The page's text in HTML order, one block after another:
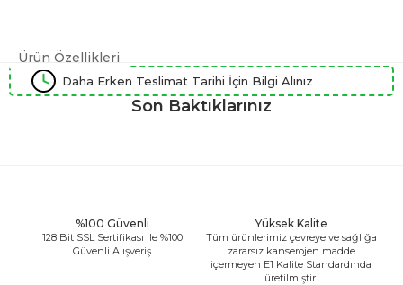
Ürün Özellikleri
Daha Erken Teslimat Tarihi İçin Bilgi Alınız
Son Baktıklarınız
%100 Güvenli
128 Bit SSL Sertifikası ile %100
Güvenli Alışveriş
Yüksek Kalite
Tüm ürünlerimiz çevreye ve sağlığa
zararsız kanserojen madde
içermeyen E1 Kalite Standardında
üretilmiştir.